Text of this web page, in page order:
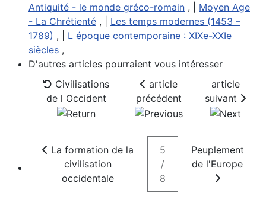
Antiquité - le monde gréco-romain , | Moyen Age
- La Chrétienté , | Les temps modernes (1453 –
1789) , | L époque contemporaine : XIXe-XXIe
siècles ,
D'autres articles pourraient vous intéresser
Civilisations
de l Occident
article
précédent
article
suivant
La formation de la
civilisation
occidentale
5
/
8
Peuplement
de l'Europe